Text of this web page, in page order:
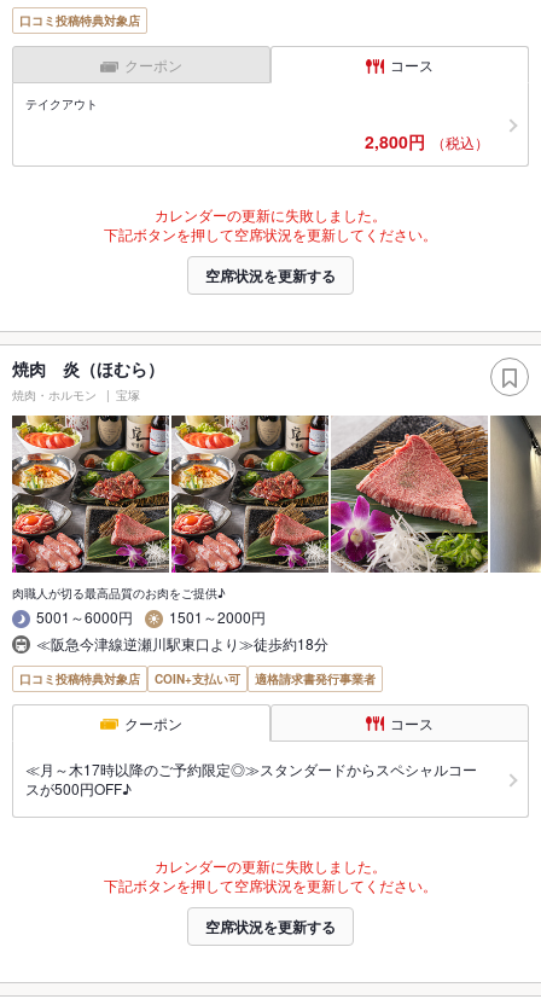
口コミ投稿特典対象店
クーポン コース
テイクアウト
2,800円 （税込）
カレンダーの更新に失敗しました。
下記ボタンを押して空席状況を更新してください。
空席状況を更新する
焼肉 炎（ほむら）
焼肉・ホルモン 宝塚
肉職人が切る最高品質のお肉をご提供♪
5001～6000円
1501～2000円
≪阪急今津線逆瀬川駅東口より≫徒歩約18分
口コミ投稿特典対象店 COIN+支払い可 適格請求書発行事業者
クーポン コース
≪月～木17時以降のご予約限定◎≫スタンダードからスペシャルコー
スが500円OFF♪
カレンダーの更新に失敗しました。
下記ボタンを押して空席状況を更新してください。
空席状況を更新する